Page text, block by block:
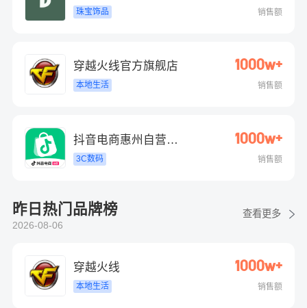
珠宝饰品 销售额
穿越火线官方旗舰店
本地生活
1000w+
销售额
抖音电商惠州自营旗
舰店
3C数码
1000w+
销售额
昨日热门品牌榜
2026-08-06
查看更多
穿越火线
本地生活
1000w+
销售额